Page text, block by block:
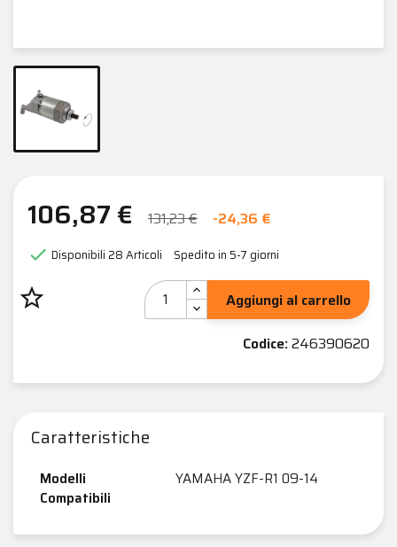
106,87 € 131,23 € -24,36 €
 Disponibili28 Articoli Spedito in 5-7 giorni
star_border
Aggiungi al carrello
Codice:246390620
Caratteristiche
Modelli
Compatibili
YAMAHA YZF-R1 09-14